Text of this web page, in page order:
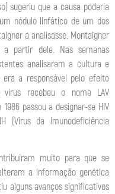
sugeriu que a causa poderia
nódulo linfático de um dos
a analisasse. Montaigner
partir dele. Nas semanas
analisaram a cultura e
a responsável pelo efeito
recebeu o nome LAV
passou a designar-se HIV
(Vírus da Imunodeficiência
muito para que se
a informação genética
alguns avanços significativos